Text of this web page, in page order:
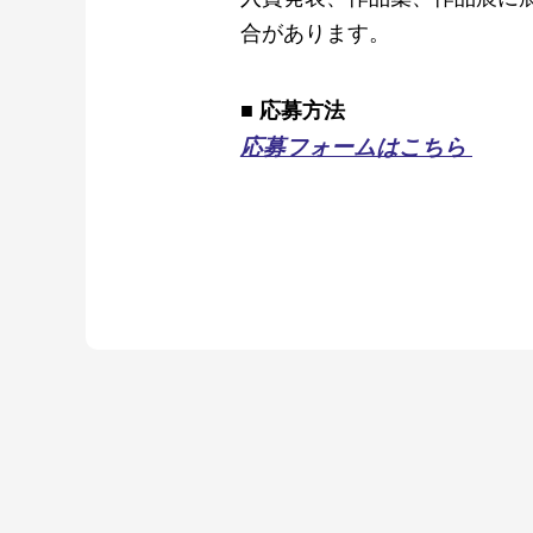
合があります。
■ 応募方法
応募フォームはこちら